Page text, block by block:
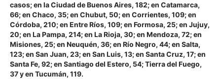
casos; en la Ciudad de Buenos Aires, 182; en Catamarca,
66; en Chaco, 35; en Chubut, 50; en Corrientes, 109; en
Córdoba, 210; en Entre Ríos, 109; en Formosa, 25; en Jujuy,
20; en La Pampa, 214; en La Rioja, 30; en Mendoza, 72; en
Misiones, 25; en Neuquén, 36; en Río Negro, 44; en Salta,
123; en San Juan, 23; en San Luis, 13; en Santa Cruz, 17; en
Santa Fe, 92; en Santiago del Estero, 54; Tierra del Fuego,
37 y en Tucumán, 119.